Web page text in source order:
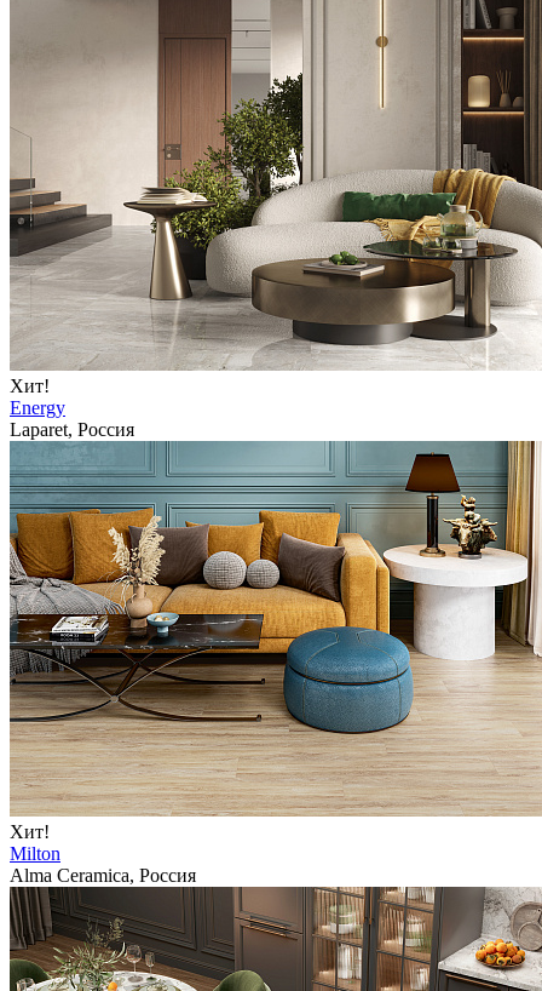
Хит!
Energy
Laparet, Россия
Хит!
Milton
Alma Ceramica, Россия